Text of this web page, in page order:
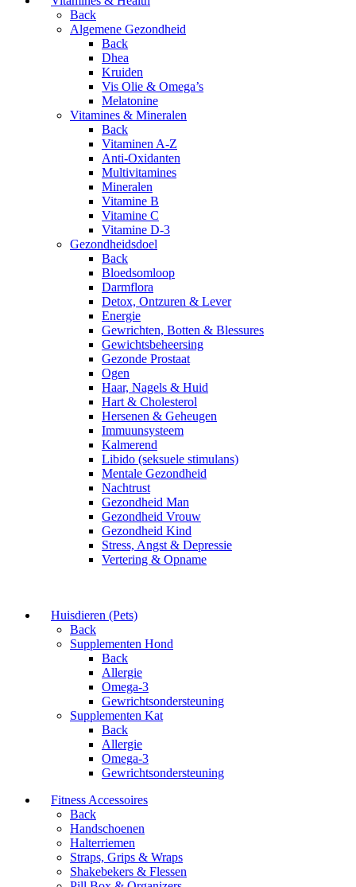
Back
Algemene Gezondheid
Back
Dhea
Kruiden
Vis Olie & Omega’s
Melatonine
Vitamines & Mineralen
Back
Vitaminen A-Z
Anti-Oxidanten
Multivitamines
Mineralen
Vitamine B
Vitamine C
Vitamine D-3
Gezondheidsdoel
Back
Bloedsomloop
Darmflora
Detox, Ontzuren & Lever
Energie
Gewrichten, Botten & Blessures
Gewichtsbeheersing
Gezonde Prostaat
Ogen
Haar, Nagels & Huid
Hart & Cholesterol
Hersenen & Geheugen
Immuunsysteem
Kalmerend
Libido (seksuele stimulans)
Mentale Gezondheid
Nachtrust
Gezondheid Man
Gezondheid Vrouw
Gezondheid Kind
Stress, Angst & Depressie
Vertering & Opname
Huisdieren (Pets)
Back
Supplementen Hond
Back
Allergie
Omega-3
Gewrichtsondersteuning
Supplementen Kat
Back
Allergie
Omega-3
Gewrichtsondersteuning
Fitness Accessoires
Back
Handschoenen
Halterriemen
Straps, Grips & Wraps
Shakebekers & Flessen